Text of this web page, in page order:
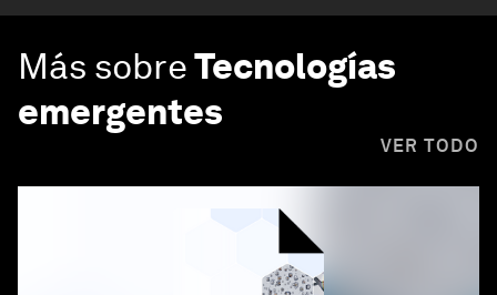
Más sobreTecnologías
emergentes
VER TODO